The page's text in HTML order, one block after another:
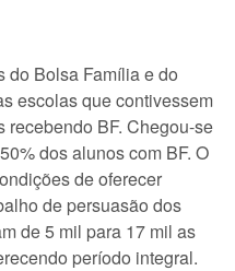
do Bolsa Família e do
escolas que contivessem
recebendo BF. Chegou-se
dos alunos com BF. O
de oferecer
de persuasão dos
de 5 mil para 17 mil as
período integral.